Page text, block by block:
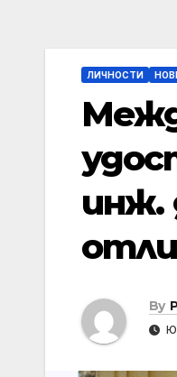
ЛИЧНОСТИ
инж.
By